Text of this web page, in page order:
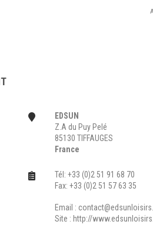
EDSUN
Z.A du Puy Pelé
85130 TIFFAUGES
France
Tél: +33 (0)2 51 91 68 70
Fax: +33 (0)2 51 57 63 35
Email :
Site : http://